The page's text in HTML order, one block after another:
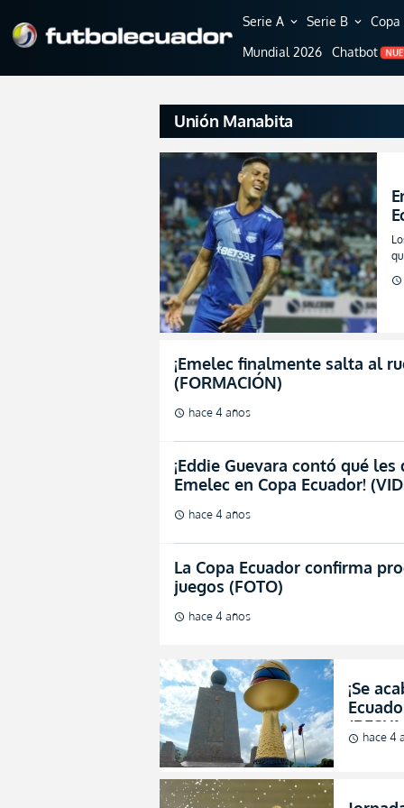
Serie A expand_more Serie B expand_more
Mundial 2026 Chatbot
Unión Manabita
schedule
¡Emelec finalmente salta al
(FORMACIÓN)
schedule hace 4 años
¡Eddie Guevara contó qué
Emelec en Copa Ecuador!
schedule hace 4 años
La Copa Ecuador confirma
juegos (FOTO)
schedule hace 4 años
¡Se
schedule hace 4